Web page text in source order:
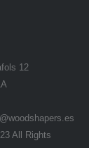
12
All Rights